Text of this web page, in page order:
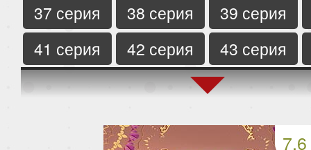
37 серия
38 серия
39 серия
41 серия
42 серия
43 серия
45 серия
46 серия
47 серия
50 серия
51 серия
7.6